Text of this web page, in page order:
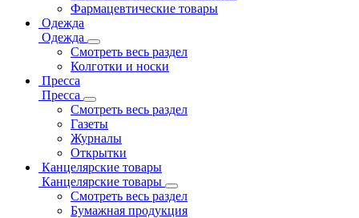
Фармацевтические товары
Одежда
Одежда
Смотреть весь раздел
Колготки и носки
Пресса
Пресса
Смотреть весь раздел
Газеты
Журналы
Открытки
Канцелярские товары
Канцелярские товары
Смотреть весь раздел
Бумажная продукция